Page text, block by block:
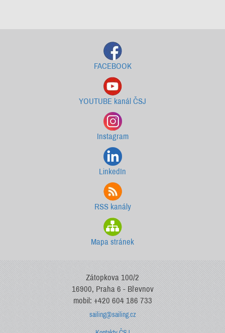
FACEBOOK
YOUTUBE kanál ČSJ
Instagram
LinkedIn
RSS kanály
Mapa stránek
Zátopkova 100/2
16900, Praha 6 - Břevnov
mobil: +420 604 186 733
sailing@sailing.cz